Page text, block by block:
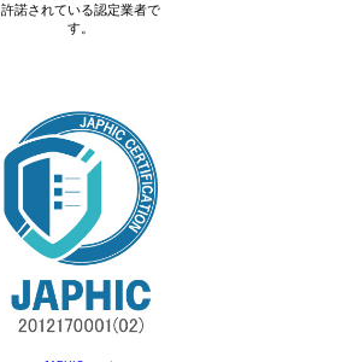
許諾されている認定業者で
す。